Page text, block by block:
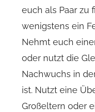
euch als Paar zu
wenigstens ein
Nehmt euch
oder nutzt die
Nachwuchs in
ist. Nutzt eine
Großeltern oder